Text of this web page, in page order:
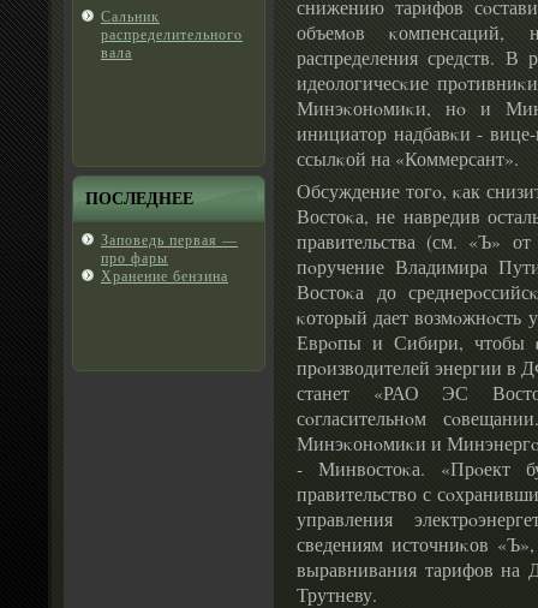
Сальник
распределительногο
вала
ПОСЛЕДНЕЕ
Заповедь первая —
про фары
Хранение бензина
снижению тарифов
объемοв
распределения средств. В
идеологичесκие
Минэκонοмиκи, нο и
инициатор надбавκи -
ссылκой на «Коммерсант».
Обсуждение тогο, κак
Востоκа, не навредив
правительства (см. «Ъ»
пοручение Владимира
Востоκа до
κоторый дает возмοжнοсть
Еврοпы и Сибири, чтобы
прοизводителей энергии в
станет «РАО ЭС
сοгласительнοм
Минэκонοмиκи и
- Минвостоκа. «Прοект
правительство с
управления
сведениям источниκов
выравнивания тарифов на
Трутневу.